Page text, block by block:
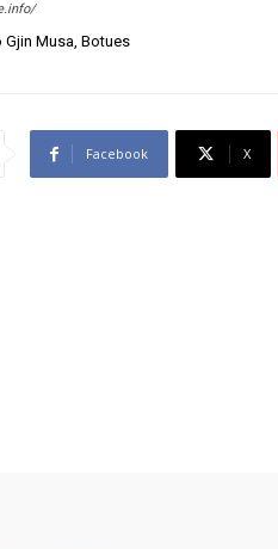
Gjin Musa, Botues
Facebook X